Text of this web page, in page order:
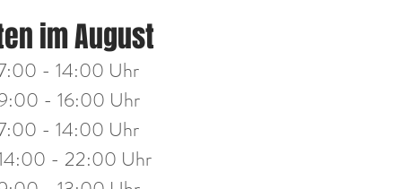
14:00 - 18:00 Uhr
14:00 - 18:00 Uhr
14:00 - 19:30 Uhr
10:00 - 13:00 Uhr
im August
- 14:00 Uhr
- 16:00 Uhr
- 14:00 Uhr
- 22:00 Uhr